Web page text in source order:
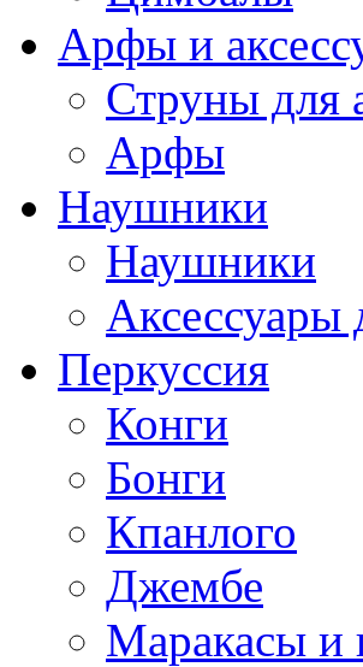
Арфы и
Струны для
Арфы
Наушники
Наушники
Аксессуары
Перкуссия
Конги
Бонги
Кпанлого
Джембе
Маракасы и